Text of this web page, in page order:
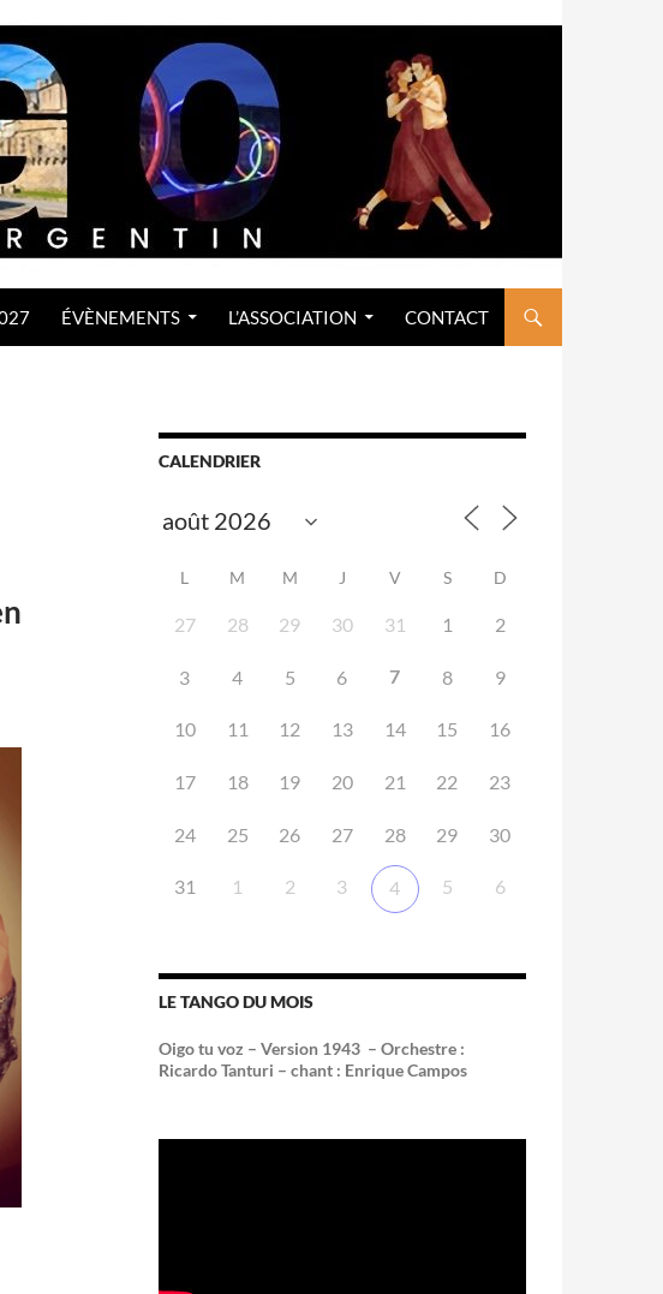
ÉVÈNEMENTS L’ASSOCIATION CONTACT
CALENDRIER
L M M J V S D
27 28 29 30 31 1 2
3 4 5 6 7 8 9
10 11 12 13 14 15 16
17 18 19 20 21 22 23
24 25 26 27 28 29 30
31 1 2 3 4 5 6
LE TANGO DU MOIS
Oigo tu voz – Version 1943 – Orchestre :
Ricardo Tanturi – chant : Enrique Campos